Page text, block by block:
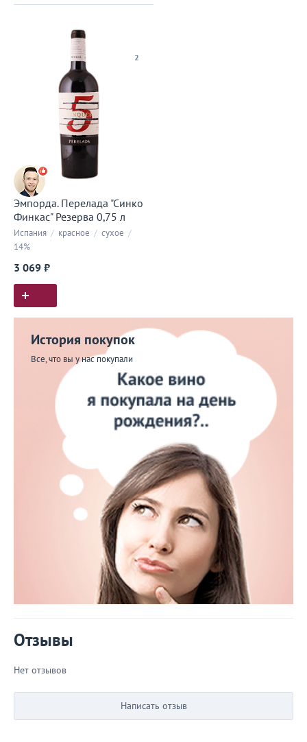
2
Эмпорда. Перелада "Синко
Финкас" Резерва 0,75 л
Испания / красное / сухое /
14%
3 069 ₽
История покупок
Все, что вы у нас покупали
Отзывы
Нет отзывов
Написать отзыв